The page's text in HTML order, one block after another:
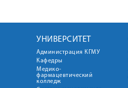
УНИВЕРСИТЕТ
Администрация КГМУ
Кафедры
Медико-
фармацевтический
колледж